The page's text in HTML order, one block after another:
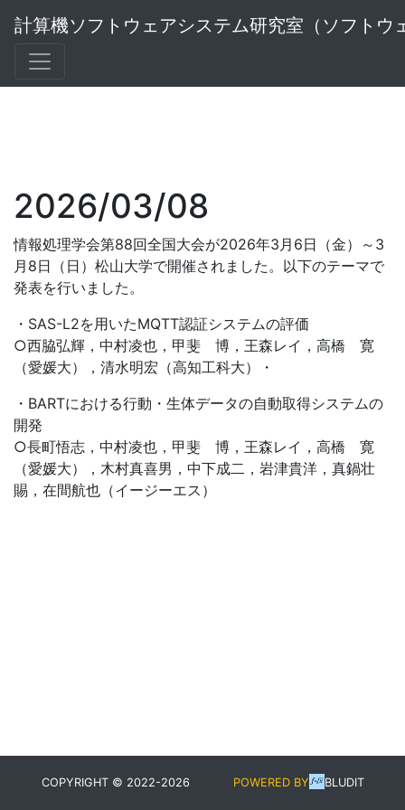
計算機ソフトウェアシステム研究室（ソフトウ
2026/03/08
情報処理学会第88回全国大会が2026年3月6日（金）～3
月8日（日）松山大学で開催されました。以下のテーマで
発表を行いました。
・SAS-L2を用いたMQTT認証システムの評価
○西脇弘輝，中村凌也，甲斐 博，王森レイ，高橋 寛
（愛媛大），清水明宏（高知工科大）・
・BARTにおける行動・生体データの自動取得システムの
開発
○長町悟志，中村凌也，甲斐 博，王森レイ，高橋 寛
（愛媛大），木村真喜男，中下成二，岩津貴洋，真鍋壮
賜，在間航也（イージーエス）
COPYRIGHT © 2022-2026 POWERED BY BLUDIT